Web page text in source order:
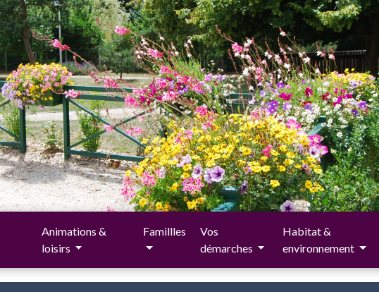
Animations &
loisirs
Famillles
Vos
démarches
Habitat &
environnement